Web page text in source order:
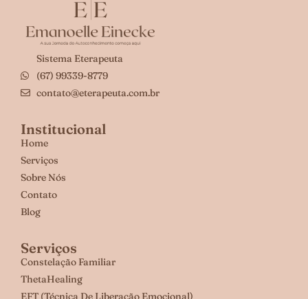
Sistema Eterapeuta
(67) 99339-8779
contato@eterapeuta.com.br
Institucional
Home
Serviços
Sobre Nós
Contato
Blog
Serviços
Constelação Familiar
ThetaHealing
EFT (Técnica De Liberação Emocional)